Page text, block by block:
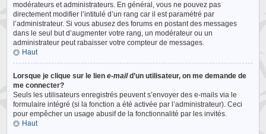
modérateurs et administrateurs. En général, vous ne pouvez pas
directement modifier l’intitulé d’un rang car il est paramétré par
l’administrateur. Si vous abusez des forums en postant des messages
dans le seul but d’augmenter votre rang, un modérateur ou un
administrateur peut rabaisser votre compteur de messages.
Haut
Lorsque je clique sur le liene-maild’un utilisateur, on me demande de
me connecter?
Seuls les utilisateurs enregistrés peuvent s’envoyer des e-mails via le
formulaire intégré (si la fonction a été activée par l’administrateur). Ceci
pour empêcher un usage abusif de la fonctionnalité par les invités.
Haut